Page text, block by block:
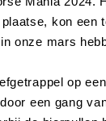
kon een
onze mars
op
een gang